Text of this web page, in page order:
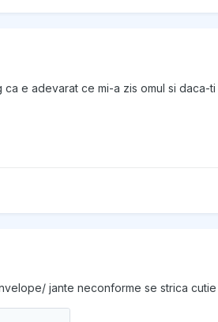
e adevarat ce mi-a zis omul si daca-
jante neconforme se strica